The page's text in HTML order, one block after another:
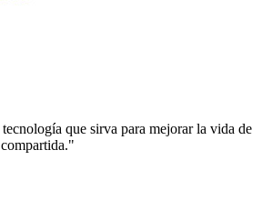
que sirva para mejorar la vida de